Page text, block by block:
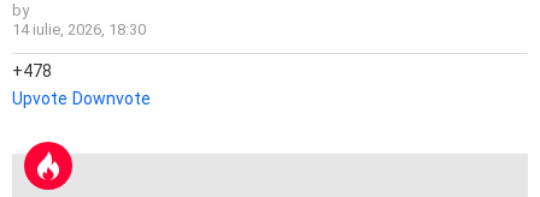
by
14 iulie, 2026, 18:30
478
Upvote Downvote